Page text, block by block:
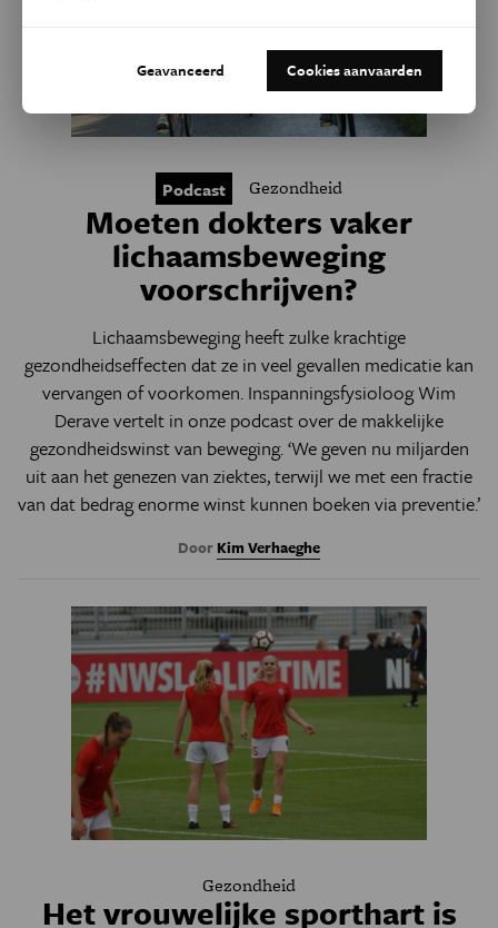
Podcast Gezondheid
Moeten dokters vaker
lichaamsbeweging
voorschrijven?
Lichaamsbeweging heeft zulke krachtige
gezondheidseffecten dat ze in veel gevallen medicatie kan
vervangen of voorkomen. Inspanningsfysioloog Wim
Derave vertelt in onze podcast over de makkelijke
gezondheidswinst van beweging. ‘We geven nu miljarden
uit aan het genezen van ziektes, terwijl we met een fractie
van dat bedrag enorme winst kunnen boeken via preventie.’
Door Kim Verhaeghe
Gezondheid
Het vrouwelijke sporthart is
Geavanceerd Cookies aanvaarden